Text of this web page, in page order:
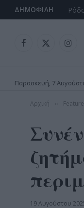
ΔΗΜΟΦΙΛΉ
Facebook
X
Παρασκευή, 7
Αρχική
19 Αυγούστου